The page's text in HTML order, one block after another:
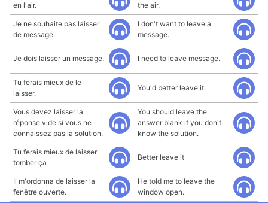
en l'air.
the air.
Je ne souhaite pas laisser
de message.
I don't want to leave a
message.
Je dois laisser un message. I need to leave message.
Tu ferais mieux de le
laisser.
You'd better leave it.
Vous devez laisser la
réponse vide si vous ne
connaissez pas la solution.
You should leave the
answer blank if you don't
know the solution.
Tu ferais mieux de laisser
tomber ça
Better leave it
Il m'ordonna de laisser la
fenêtre ouverte.
He told me to leave the
window open.